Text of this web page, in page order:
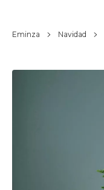
Eminza Navidad